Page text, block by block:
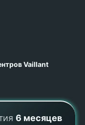
Vaillant
6 месяцев